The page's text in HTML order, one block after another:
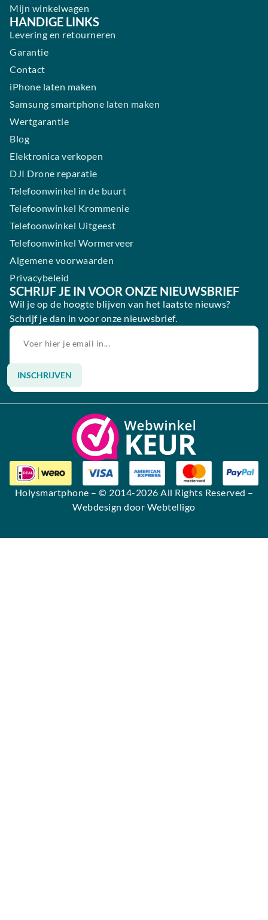
Mijn winkelwagen
HANDIGE LINKS
Levering en retourneren
Garantie
Contact
iPhone laten maken
Samsung smartphone laten maken
Wertgarantie
Blog
Elektronica verkopen
DJI Drone reparatie
Telefoonwinkel in de buurt
Telefoonwinkel Krommenie
Telefoonwinkel Uitgeest
Telefoonwinkel Wormerveer
Algemene voorwaarden
Privacybeleid
SCHRIJF JE IN VOOR ONZE NIEUWSBRIEF
Wil je op de hoogte blijven van het laatste nieuws?
Schrijf je dan in voor onze nieuwsbrief.
INSCHRIJVEN
Alternative:
Holysmartphone – © 2014-2026 All Rights Reserved –
Webdesign door Webtelligo